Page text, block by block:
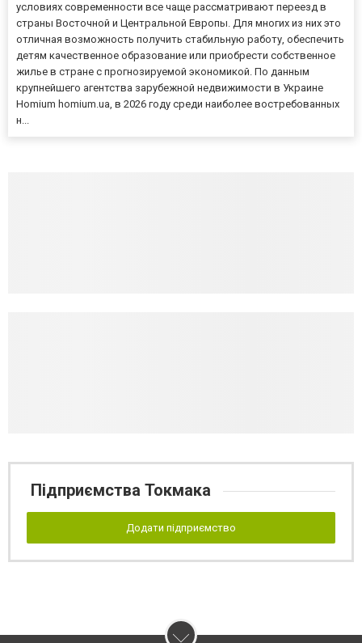
условиях современности все чаще рассматривают переезд в
страны Восточной и Центральной Европы. Для многих из них это
отличная возможность получить стабильную работу, обеспечить
детям качественное образование или приобрести собственное
жилье в стране с прогнозируемой экономикой. По данным
крупнейшего агентства зарубежной недвижимости в Украине
Homium homium.ua, в 2026 году среди наиболее востребованных
н...
Підприємства Токмака
Додати підприємство